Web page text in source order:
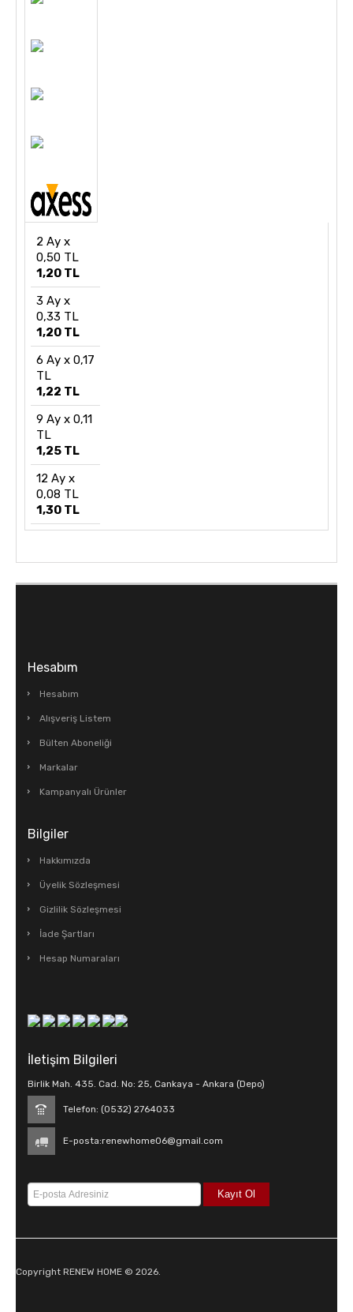
2 Ay x
0,50 TL
1,20 TL
3 Ay x
0,33 TL
1,20 TL
6 Ay x 0,17
TL
1,22 TL
9 Ay x 0,11
TL
1,25 TL
12 Ay x
0,08 TL
1,30 TL
Hesabım
Hesabım
Alışveriş Listem
Bülten Aboneliği
Markalar
Kampanyalı Ürünler
Bilgiler
Hakkımızda
Üyelik Sözleşmesi
Gizlilik Sözleşmesi
İade Şartları
Hesap Numaraları
İletişim Bilgileri
Birlik Mah. 435. Cad. No: 25, Cankaya - Ankara (Depo)
Telefon: (0532) 2764033
E-posta:renewhome06@gmail.com
Copyright RENEW HOME © 2026.